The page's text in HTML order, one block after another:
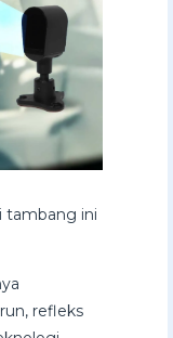
tambang ini
refleks